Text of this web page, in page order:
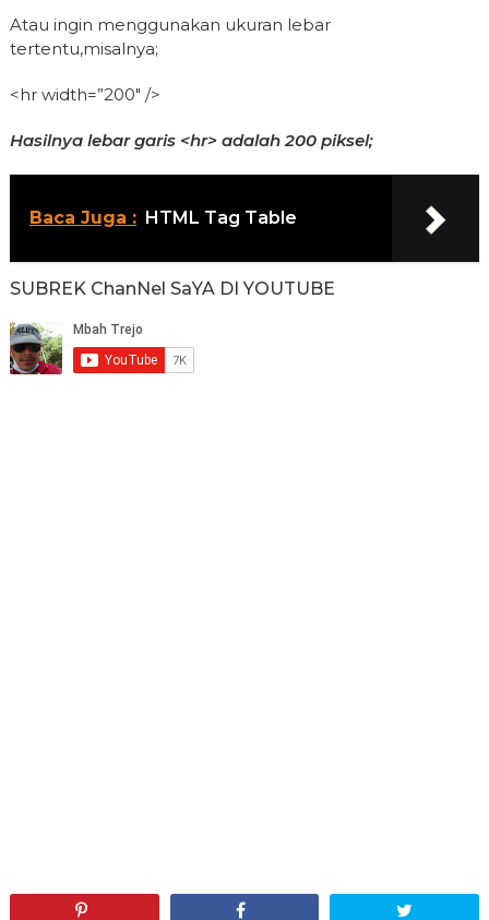
Atau ingin menggunakan ukuran lebar
tertentu,misalnya;
<hr width=”200″ />
Hasilnya lebar garis <hr> adalah 200 piksel;
Baca Juga : HTML Tag Table
SUBREK ChanNel SaYA DI YOUTUBE